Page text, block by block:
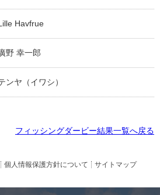
Havfrue
野 幸一郎
ンヤ（イワシ）
フィッシングダービー結果一覧へ戻る
個人情報保護方針について
サイトマップ